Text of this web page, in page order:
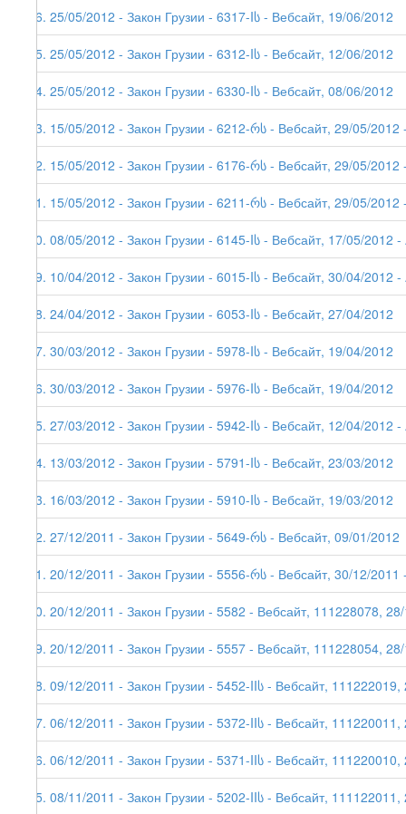
46. 25/05/2012 - Закон Грузии - 6317-Iს - Вебсайт, 19/06/2012
45. 25/05/2012 - Закон Грузии - 6312-Iს - Вебсайт, 12/06/2012
44. 25/05/2012 - Закон Грузии - 6330-Iს - Вебсайт, 08/06/2012
43. 15/05/2012 - Закон Грузии - 6212-რს - Вебсайт, 29/05/
42. 15/05/2012 - Закон Грузии - 6176-რს - Вебсайт, 29/05/
41. 15/05/2012 - Закон Грузии - 6211-რს - Вебсайт, 29/05/
40. 08/05/2012 - Закон Грузии - 6145-Iს - Вебсайт, 17/05/
39. 10/04/2012 - Закон Грузии - 6015-Iს - Вебсайт, 30/04/
38. 24/04/2012 - Закон Грузии - 6053-Iს - Вебсайт, 27/04/2012
37. 30/03/2012 - Закон Грузии - 5978-Iს - Вебсайт, 19/04/2012
36. 30/03/2012 - Закон Грузии - 5976-Iს - Вебсайт, 19/04/2012
35. 27/03/2012 - Закон Грузии - 5942-Iს - Вебсайт, 12/04/
34. 13/03/2012 - Закон Грузии - 5791-Iს - Вебсайт, 23/03/2012
33. 16/03/2012 - Закон Грузии - 5910-Iს - Вебсайт, 19/03/2012
32. 27/12/2011 - Закон Грузии - 5649-რს - Вебсайт, 09/01/2012
31. 20/12/2011 - Закон Грузии - 5556-რს - Вебсайт, 30/12/
30. 20/12/2011 - Закон Грузии - 5582 - Вебсайт, 111228078,
29. 20/12/2011 - Закон Грузии - 5557 - Вебсайт, 111228054,
28. 09/12/2011 - Закон Грузии - 5452-IIს - Вебсайт,
27. 06/12/2011 - Закон Грузии - 5372-IIს - Вебсайт,
26. 06/12/2011 - Закон Грузии - 5371-IIს - Вебсайт,
25. 08/11/2011 - Закон Грузии - 5202-IIს - Вебсайт,